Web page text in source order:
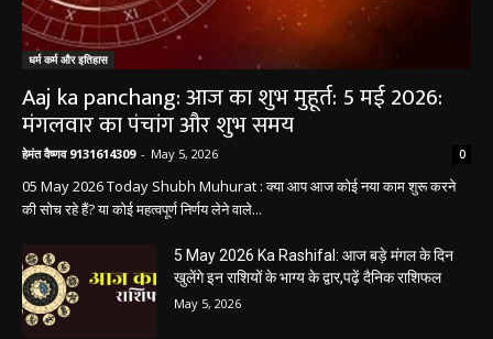
धर्म कर्म और इतिहास
Aaj ka panchang: आज का शुभ मुहूर्त: 5 मई 2026:
मंगलवार का पंचांग और शुभ समय
हेमंत वैष्णव 9131614309 - May 5, 2026 0
05 May 2026 Today Shubh Muhurat : क्या आप आज कोई नया काम शुरू करने
की सोच रहे हैं? या कोई महत्वपूर्ण निर्णय लेने वाले...
5 May 2026 Ka Rashifal: आज बड़े मंगल के दिन
खुलेंगे इन राशियों के भाग्य के द्वार,पढ़ें दैनिक राशिफल
May 5, 2026